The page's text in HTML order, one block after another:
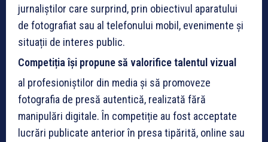
jurnaliștilor care surprind, prin obiectivul aparatului
de fotografiat sau al telefonului mobil, evenimente și
situații de interes public.
Competiția își propune să valorifice talentul vizual
al profesioniștilor din media și să promoveze
fotografia de presă autentică, realizată fără
manipulări digitale. În competiție au fost acceptate
lucrări publicate anterior în presa tipărită, online sau